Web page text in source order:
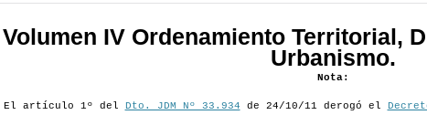
Volumen IV Ordenamiento Territorial,
Urbanismo.
Nota:
El artículo 1º del Dto. JDM Nº 33.934 de 24/10/11 derogó el